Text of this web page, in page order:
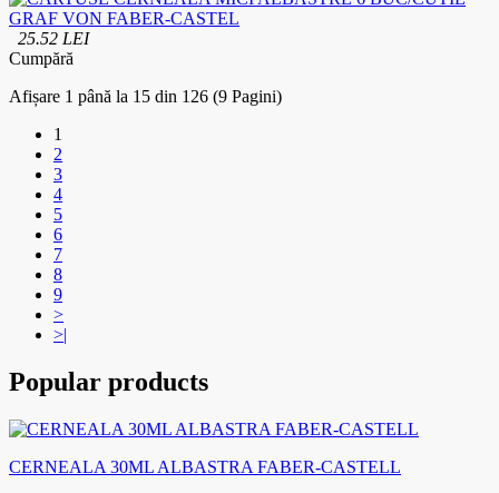
25.52 LEI
Cumpără
Afișare 1 până la 15 din 126 (9 Pagini)
1
2
3
4
5
6
7
8
9
>
>|
Popular products
CERNEALA 30ML ALBASTRA FABER-CASTELL